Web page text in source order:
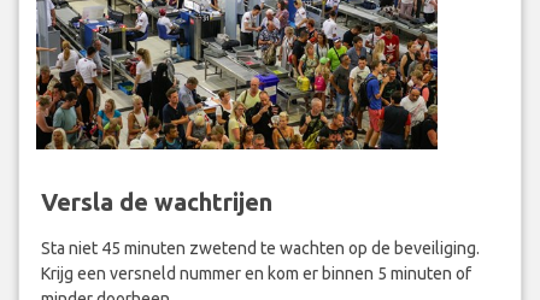
Versla de wachtrijen
Sta niet 45 minuten zwetend te wachten op de beveiliging.
Krijg een versneld nummer en kom er binnen 5 minuten of